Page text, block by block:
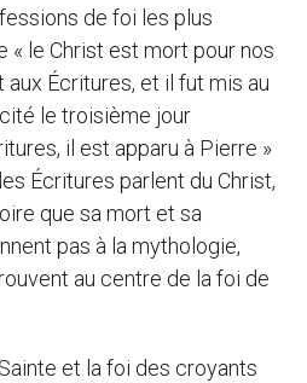
de foi les plus
« le Christ est mort pour nos
Écritures, et il fut mis au
le troisième jour
il est apparu à Pierre »
Écritures parlent du Christ,
que sa mort et sa
pas à la mythologie,
au centre de la foi de
et la foi des croyants